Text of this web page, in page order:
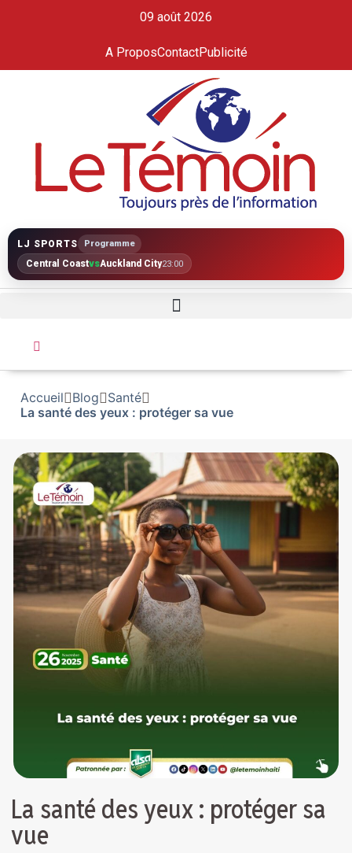
09 août 2026
A ProposContactPublicité
LJ SPORTS Programme
Central CoastvsAuckland City23:00
Accueil Blog
Santé
La santé des yeux : protéger sa vue
La santé des yeux : protéger sa
vue